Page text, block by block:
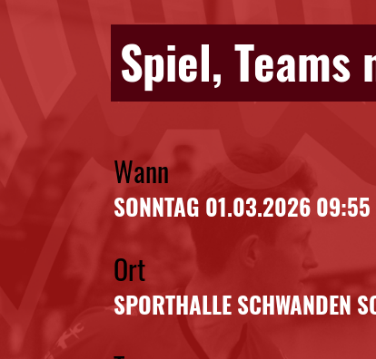
Spiel,
Wann
SONNTAG 01.03.2026
Ort
SPORTHALLE SCHWANDEN